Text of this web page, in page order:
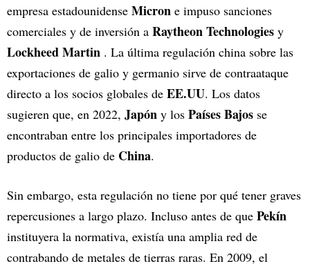
empresa estadounidense Micron e impuso sanciones
comerciales y de inversión a Raytheon Technologies y
Lockheed Martin . La última regulación china sobre las
exportaciones de galio y germanio sirve de contraataque
directo a los socios globales de EE.UU. Los datos
sugieren que, en 2022, Japón y los Países Bajos se
encontraban entre los principales importadores de
productos de galio de China.
Sin embargo, esta regulación no tiene por qué tener graves
repercusiones a largo plazo. Incluso antes de que Pekín
instituyera la normativa, existía una amplia red de
contrabando de metales de tierras raras. En 2009, el